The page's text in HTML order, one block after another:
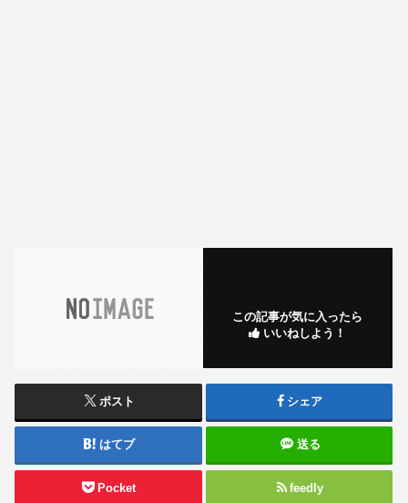
この記事が気に入ったら
いいねしよう！
ポスト シェア
はてブ 送る
Pocket feedly